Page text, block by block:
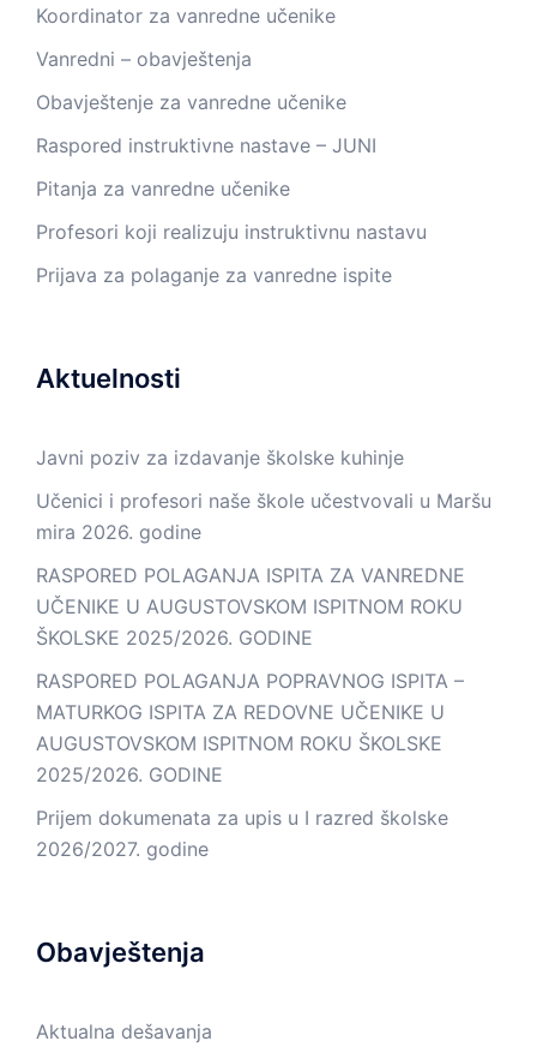
Koordinator za vanredne učenike
Vanredni – obavještenja
Obavještenje za vanredne učenike
Raspored instruktivne nastave – JUNI
Pitanja za vanredne učenike
Profesori koji realizuju instruktivnu nastavu
Prijava za polaganje za vanredne ispite
Aktuelnosti
Javni poziv za izdavanje školske kuhinje
Učenici i profesori naše škole učestvovali u Maršu
mira 2026. godine
RASPORED POLAGANJA ISPITA ZA VANREDNE
UČENIKE U AUGUSTOVSKOM ISPITNOM ROKU
ŠKOLSKE 2025/2026. GODINE
RASPORED POLAGANJA POPRAVNOG ISPITA –
MATURKOG ISPITA ZA REDOVNE UČENIKE U
AUGUSTOVSKOM ISPITNOM ROKU ŠKOLSKE
2025/2026. GODINE
Prijem dokumenata za upis u I razred školske
2026/2027. godine
Obavještenja
Aktualna dešavanja